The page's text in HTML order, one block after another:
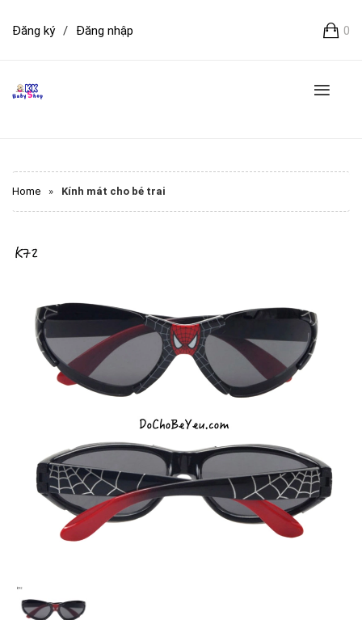
0
Đăng ký / Đăng nhập
Home » Kính mát cho bé trai